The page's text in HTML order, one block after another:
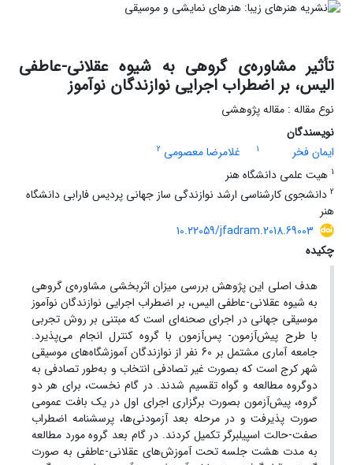
تأثیر مشاوره‌ی گروهی به شیوه عقلانی-عاطفی
الیس، بر اضطراب اجرایی نوازندگان نوآموز
نوع مقاله : مقاله پژوهشی
نویسندگان
ایمان فخر
1 غلامرضا معصومی 2
1 هیت علمی دانشگاه هنر
2 دانشجوی کارشناسی ارشد نوازندگی ساز جهانی پردیس فارابی دانشگاه
هنر
10.22059/jfadram.2018.69003
چکیده
هدف اصلی این پژوهش بررسی میزان اثربخشی مشاوره‌ی گروهی
به شیوه عقلانی-عاطفی الیس، بر اضطراب اجرایی نوازندگان نوآموز
موسیقی جهانی در اجرای صحنه‌ای است که مبتنی بر روش تجربی
با طرح پیش‌آزمون- پس‌آزمون با گروه کنترل انجام می‌پذیرد.
جامعه آماری مشتمل بر 60 نفر از نوازندگان آموزشگاه‌های موسیقی
شهر کرج است که بصورت غیر تصادفی انتخاب و به‌طور تصادفی به
دوگروه مطالعه و گواه تقسیم شدند. در گام نخست، برای هر دو
گروه، پیش‌آزمون بصورت برگزاری اجرای اول در یک بافت عمومی
صورت پذیرفت و در مرحله بعد آزمودنی‌ها، پرسشنامه اضطراب
صفت-حالت اسپیلبرگر تکمیل کردند. در گام بعد گروه مورد مطالعه
به مدت هشت جلسه تحت آموزش‌های عقلانی-عاطفی به صورت